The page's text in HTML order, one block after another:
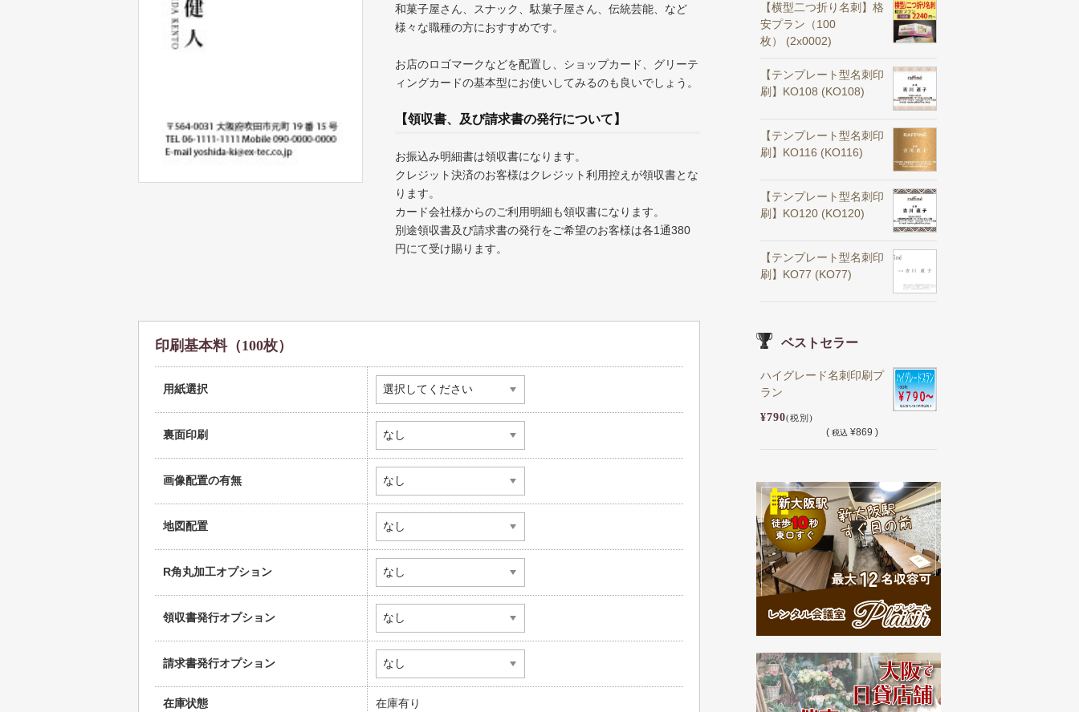
和菓子屋さん、スナック、駄菓子屋さん、伝統芸能、など
様々な職種の方におすすめです。
お店のロゴマークなどを配置し、ショップカード、グリーテ
ィングカードの基本型にお使いしてみるのも良いでしょう。
【領収書、及び請求書の発行について】
お振込み明細書は領収書になります。
クレジット決済のお客様はクレジット利用控えが領収書とな
ります。
カード会社様からのご利用明細も領収書になります。
別途領収書及び請求書の発行をご希望のお客様は各1通380
円にて受け賜ります。
印刷基本料（100枚）
用紙選択
裏面印刷
画像配置の有無
地図配置
R角丸加工オプション
領収書発行オプション
請求書発行オプション
在庫状態 在庫有り
【横型二つ折り名刺】格
安プラン（100
枚） (2x0002)
【テンプレート型名刺印
刷】KO108 (KO108)
【テンプレート型名刺印
刷】KO116 (KO116)
【テンプレート型名刺印
刷】KO120 (KO120)
【テンプレート型名刺印
刷】KO77 (KO77)
ベストセラー
ハイグレード名刺印刷プ
ラン
¥790(税別)
( 税込 ¥869 )